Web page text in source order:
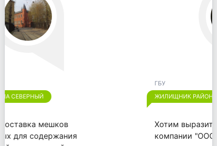
ЖИЛИЩНИК РАЙОНА ОТРАДНОЕ
Хотим выразить признательность
компании "ООО "ВАЙТПАК"" за